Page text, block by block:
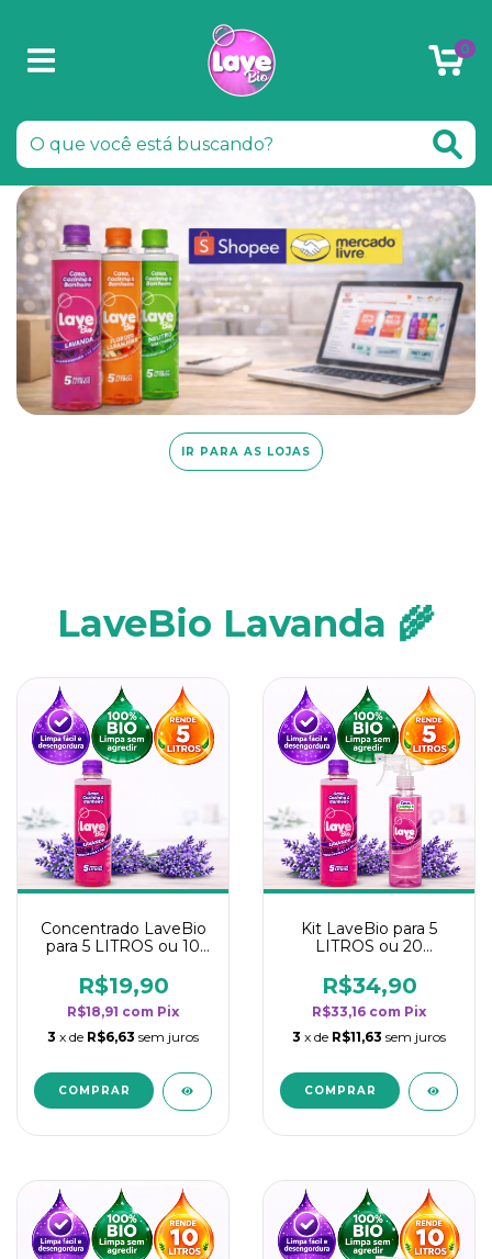
0
IR PARA AS LOJAS
LaveBio Lavanda 🌾
Concentrado LaveBio
para 5 LITROS ou 10
rendimento da
categoria - Lavanda
R$19,90
R$18,91 com Pix
3 x de R$6,63 sem juros
Kit LaveBio para 5
LITROS ou 20
rendimento da
categoria - Lavanda
R$34,90
R$33,16 com Pix
3 x de R$11,63 sem juros